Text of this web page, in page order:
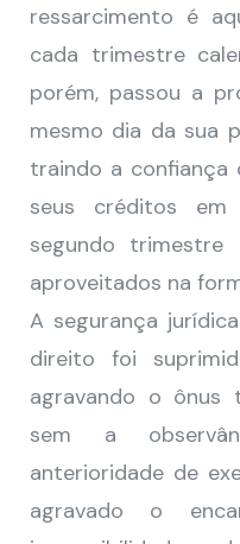
ressarcimento é
cada trimestre
porém, passou a
mesmo dia da sua
traindo a confiança
seus créditos
segundo
aproveitados na
A segurança
direito foi
agravando o ônus
sem a
anterioridade de
agravado o